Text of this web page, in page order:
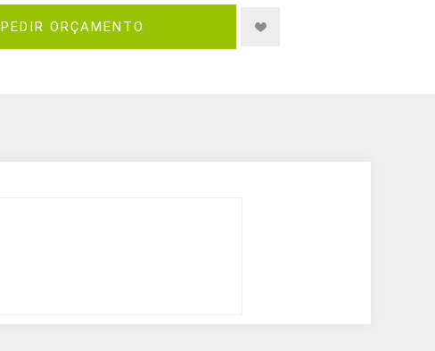
PEDIR ORÇAMENTO